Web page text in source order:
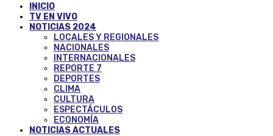
INICIO
TV EN VIVO
NOTICIAS 2024
LOCALES Y REGIONALES
NACIONALES
INTERNACIONALES
REPORTE 7
DEPORTES
CLIMA
CULTURA
ESPECTÁCULOS
ECONOMÍA
NOTICIAS ACTUALES